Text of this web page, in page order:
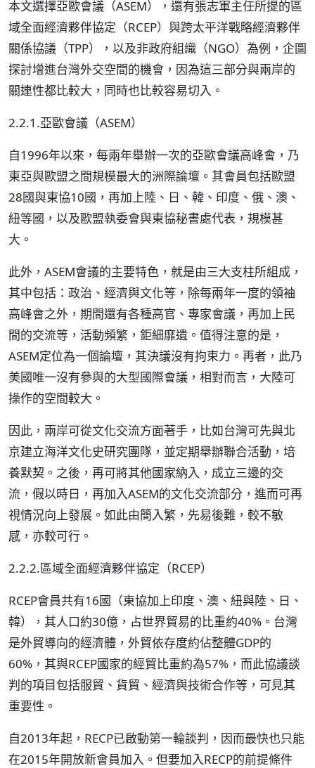
本文選擇亞歐會議（ASEM），還有張志軍主任所提的區
域全面經濟夥伴協定（RCEP）與跨太平洋戰略經濟夥伴
關係協議（TPP），以及非政府組織（NGO）為例，企圖
探討增進台灣外交空間的機會，因為這三部分與兩岸的
關連性都比較大，同時也比較容易切入。
2.2.1.亞歐會議（ASEM）
自1996年以來，每兩年舉辦一次的亞歐會議高峰會，乃
東亞與歐盟之間規模最大的洲際論壇。其會員包括歐盟
28國與東協10國，再加上陸、日、韓、印度、俄、澳、
紐等國，以及歐盟執委會與東協秘書處代表，規模甚
大。
此外，ASEM會議的主要特色，就是由三大支柱所組成，
其中包括：政治、經濟與文化等，除每兩年一度的領袖
高峰會之外，期間還有各種高官、專家會議，再加上民
間的交流等，活動頻繁，鉅細靡遺。值得注意的是，
ASEM定位為一個論壇，其決議沒有拘束力。再者，此乃
美國唯一沒有參與的大型國際會議，相對而言，大陸可
操作的空間較大。
因此，兩岸可從文化交流方面著手，比如台灣可先與北
京建立海洋文化史研究團隊，並定期舉辦聯合活動，培
養默契。之後，再可將其他國家納入，成立三邊的交
流，假以時日，再加入ASEM的文化交流部分，進而可再
視情況向上發展。如此由簡入繁，先易後難，較不敏
感，亦較可行。
2.2.2.區域全面經濟夥伴協定（RCEP）
RCEP會員共有16國（東協加上印度、澳、紐與陸、日、
韓），其人口約30億，占世界貿易的比重約40%。台灣
是外貿導向的經濟體，外貿依存度約佔整體GDP的
60%，其與RCEP國家的經貿比重約為57%，而此協議談
判的項目包括服貿、貨貿、經濟與技術合作等，可見其
重要性。
自2013年起，RECP已啟動第一輪談判，因而最快也只能
在2015年開放新會員加入。但要加入RECP的前提條件